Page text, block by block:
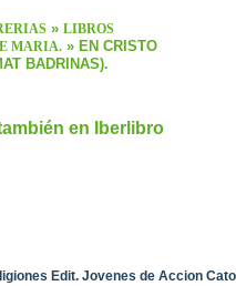
» LIBROS
MARIA.» EN CRISTO
BADRINAS).
en Iberlibro
Edit. Jovenes de Accion